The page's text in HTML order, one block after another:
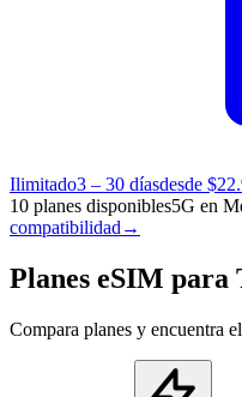
Ilimitado3 – 30 díasdesde
10 planes disponibles5G en
compatibilidad →
Planes eSIM para
Compara planes y encuentra